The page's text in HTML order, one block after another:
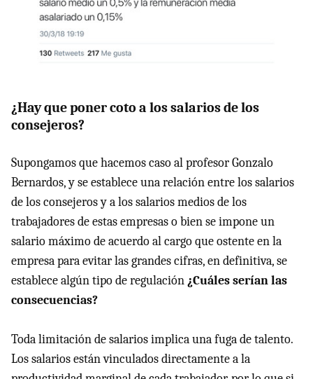
¿Hay que poner coto a los salarios de los
consejeros?
Supongamos que hacemos caso al profesor Gonzalo
Bernardos, y se establece una relación entre los salarios
de los consejeros y a los salarios medios de los
trabajadores de estas empresas o bien se impone un
salario máximo de acuerdo al cargo que ostente en la
empresa para evitar las grandes cifras, en definitiva, se
establece algún tipo de regulación ¿Cuáles serían las
consecuencias?
Toda limitación de salarios implica una fuga de talento.
Los salarios están vinculados directamente a la